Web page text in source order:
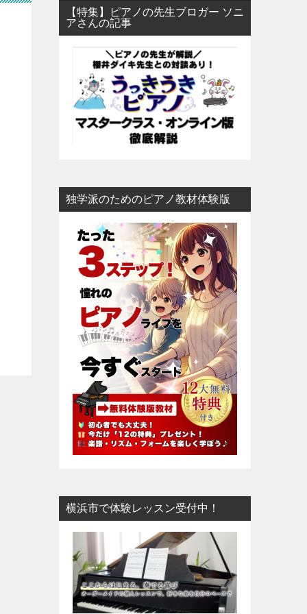
【特集】ピアノの先生ブロガー ソニ
アさんの記事
独学派のためのピアノ教材体験版
横浜市で体験レッスン受付中！